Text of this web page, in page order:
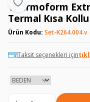
Favoriye Ekle
Thermoform
Termal Kısa
Ürün Kodu: Set-K264.004.v
Taksit seçenekleri için